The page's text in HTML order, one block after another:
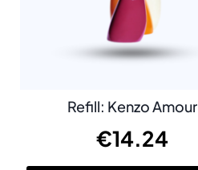
Refill: Kenzo Amour
€14.24